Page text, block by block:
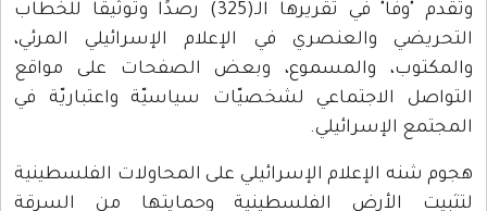
وتُقدم "وفا" في تقريرها الـ(325) رصدًا وتوثيقًا للخطاب
التحريضي والعنصري في الإعلام الإسرائيلي المرئي،
والمكتوب، والمسموع، وبعض الصفحات على مواقع
التواصل الاجتماعي لشخصيّات سياسيّة واعتباريّة في
المجتمع الإسرائيلي.
هجوم شنه الإعلام الإسرائيلي على المحاولات الفلسطينية
لتثبيت الأرض الفلسطينية وحمايتها من السرقة